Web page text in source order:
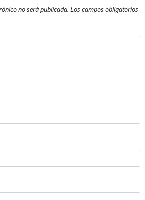
no será publicada. Los campos obligatorios